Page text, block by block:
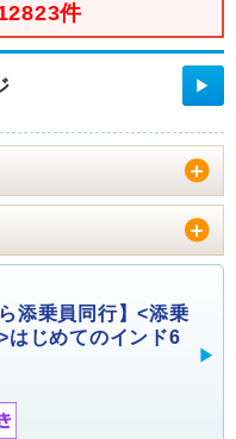
件
▶
添乗員同行】<添乗
はじめてのインド6